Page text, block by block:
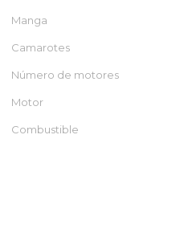
Manga
Camarotes
Número de motores
Motor
Combustible